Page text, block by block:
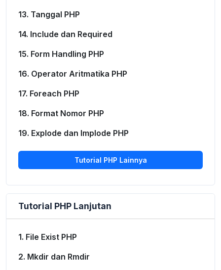
13. Tanggal PHP
14. Include dan Required
15. Form Handling PHP
16. Operator Aritmatika PHP
17. Foreach PHP
18. Format Nomor PHP
19. Explode dan Implode PHP
Tutorial PHP Lainnya
Tutorial PHP Lanjutan
1. File Exist PHP
2. Mkdir dan Rmdir